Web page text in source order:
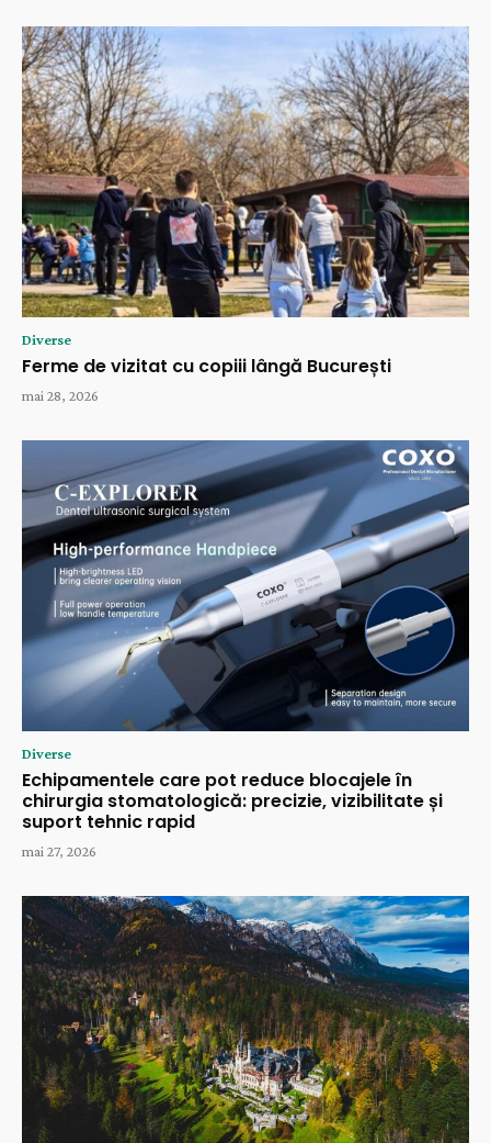
Diverse
Ferme de vizitat cu copiii lângă București
mai 28, 2026
Diverse
Echipamentele care pot reduce blocajele în
chirurgia stomatologică: precizie, vizibilitate și
suport tehnic rapid
mai 27, 2026